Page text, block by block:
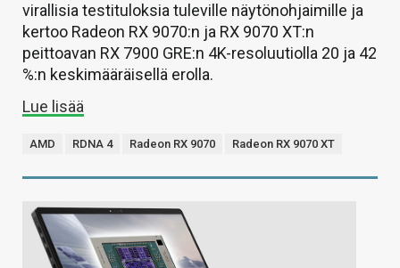
virallisia testituloksia tuleville näytönohjaimille ja
kertoo Radeon RX 9070:n ja RX 9070 XT:n
peittoavan RX 7900 GRE:n 4K-resoluutiolla 20 ja 42
%:n keskimääräisellä erolla.
Lue lisää
AMD RDNA 4 Radeon RX 9070 Radeon RX 9070 XT